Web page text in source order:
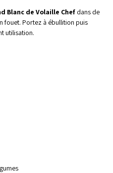
Blanc de Volaille Chef dans de
fouet. Portez à ébullition puis
utilisation.